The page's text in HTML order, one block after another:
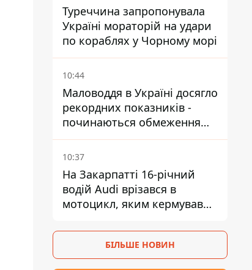
Туреччина запропонувала
Україні мораторій на удари
по кораблях у Чорному морі
10:44
Маловоддя в Україні досягло
рекордних показників -
починаються обмеження
водопостачання
10:37
На Закарпатті 16-річний
водій Audi врізався в
мотоцикл, яким кермував
БІЛЬШЕ НОВИН